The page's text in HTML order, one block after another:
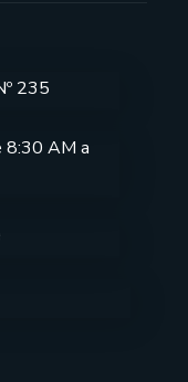
235
8:30 AM a